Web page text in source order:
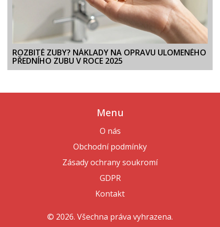
ROZBITÉ ZUBY? NÁKLADY NA OPRAVU ULOMENÉHO
PŘEDNÍHO ZUBU V ROCE 2025
Menu
O nás
Obchodní podmínky
Zásady ochrany soukromí
GDPR
Kontakt
© 2026. Všechna práva vyhrazena.